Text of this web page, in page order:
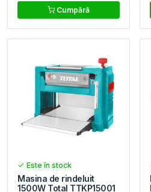
Cumpără
Este în stock
Masina de rindeluit
1500W Total TTKP15001